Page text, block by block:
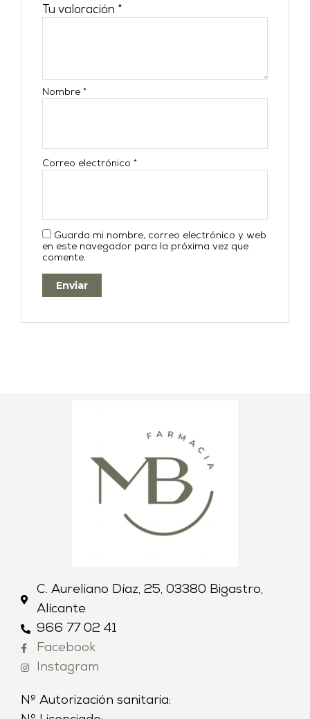
Tu valoración *
Nombre*
Correo electrónico*
Guarda mi nombre, correo electrónico y web
en este navegador para la próxima vez que
comente.
C. Aureliano Díaz, 25, 03380 Bigastro,
Alicante
966 77 02 41
Facebook
Instagram
Nº Autorización sanitaria: